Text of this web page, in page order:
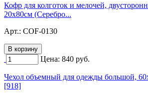
Кофр для колготок и мелочей,
20х80см (Серебро...
Арт.: COF-0130
Цена: 840 руб.
Чехол объемный для одежды большой,
[918]